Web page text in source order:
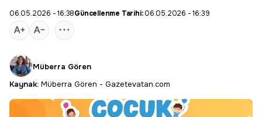
06.05.2026 - 16:38Güncellenme Tarihi:06.05.2026 - 16:39
Müberra Gören
Kaynak: Müberra Gören - Gazetevatan.com